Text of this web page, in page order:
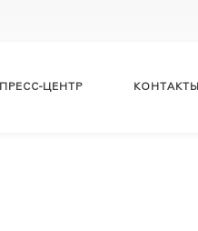
ПРЕСС-ЦЕНТР КОНТАКТЫ